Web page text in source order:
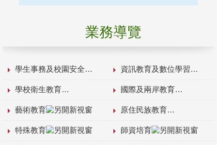
業務導覽
學生事務及校園安全 資訊教育及數位學習
學校衛生教育 國際及兩岸教育
藝術教育 原住民族教育
特殊教育 師資培育